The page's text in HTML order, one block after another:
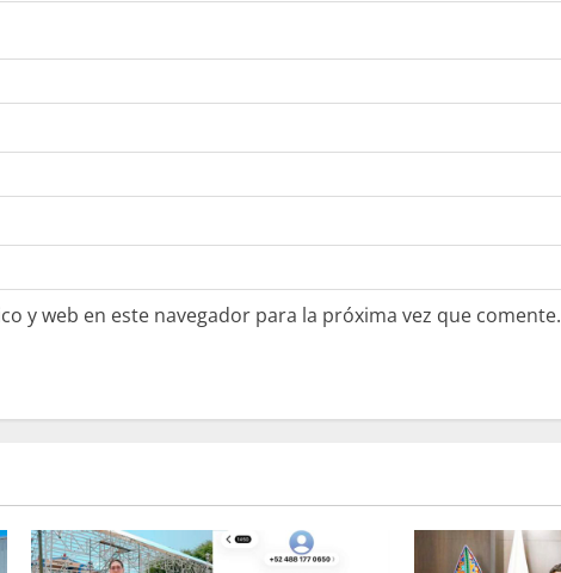
y web en este navegador para la próxima vez que comente.